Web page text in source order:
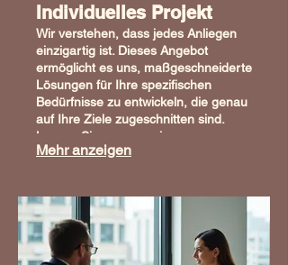
Individuelles Projekt
Wir verstehen, dass jedes Anliegen
einzigartig ist. Dieses Angebot
ermöglicht es uns, maßgeschneiderte
Lösungen für Ihre spezifischen
Bedürfnisse zu entwickeln, die genau
auf Ihre Ziele zugeschnitten sind.
Lassen Sie uns gemeinsam
innovative Wege finden, um Ihre
Mehr anzeigen